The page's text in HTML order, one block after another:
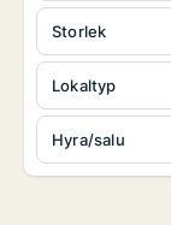
Lokaltyp
Hyra/salu
Storlek